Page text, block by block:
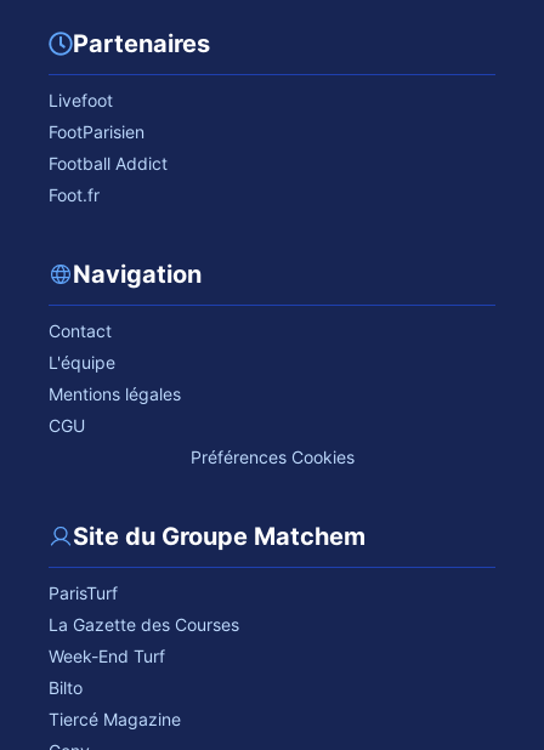
Partenaires
Livefoot
FootParisien
Football Addict
Foot.fr
Navigation
Contact
L'équipe
Mentions légales
CGU
Préférences Cookies
Site du Groupe Matchem
ParisTurf
La Gazette des Courses
Week-End Turf
Bilto
Tiercé Magazine